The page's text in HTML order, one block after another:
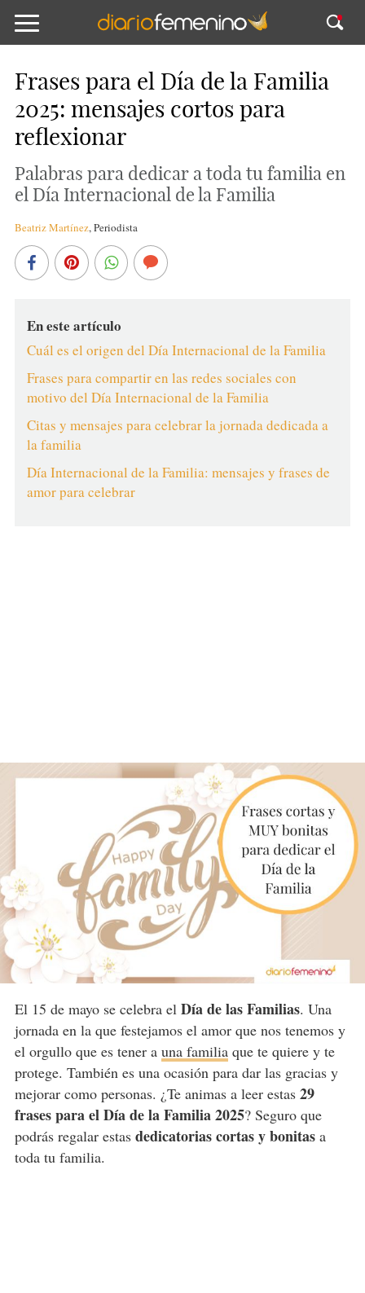
Frases para el Día de la Familia
2025: mensajes cortos para
reflexionar
Palabras para dedicar a toda tu familia en
el Día Internacional de la Familia
Beatriz Martínez,Periodista
En este artículo
Cuál es el origen del Día Internacional de la Familia
Frases para compartir en las redes sociales con
motivo del Día Internacional de la Familia
Citas y mensajes para celebrar la jornada dedicada a
la familia
Día Internacional de la Familia: mensajes y frases de
amor para celebrar
El 15 de mayo se celebra el Día de las Familias. Una
jornada en la que festejamos el amor que nos tenemos y
el orgullo que es tener a una familiaque te quiere y te
protege. También es una ocasión para dar las gracias y
mejorar como personas. ¿Te animas a leer estas 29
frases para el Día de la Familia 2025? Seguro que
podrás regalar estas dedicatorias cortas y bonitasa
toda tu familia.